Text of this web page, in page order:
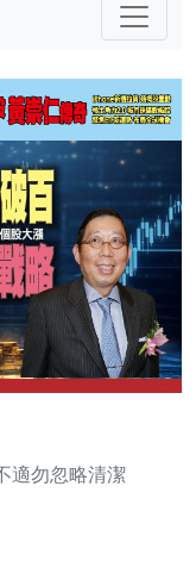
適勿忽略清潔